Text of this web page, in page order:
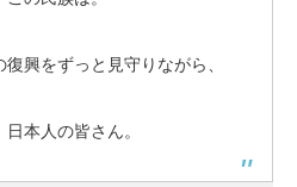
興をずっと見守りながら、
本人の皆さん。